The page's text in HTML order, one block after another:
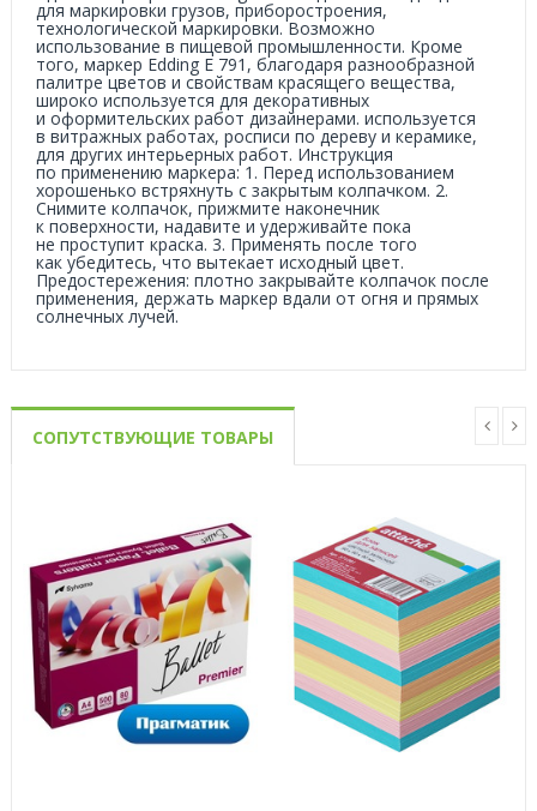
для маркировки грузов, приборостроения,
технологической маркировки. Возможно
использование в пищевой промышленности. Кроме
того, маркер Edding E 791, благодаря разнообразной
палитре цветов и свойствам красящего вещества,
широко используется для декоративных
и оформительских работ дизайнерами. используется
в витражных работах, росписи по дереву и керамике,
для других интерьерных работ. Инструкция
по применению маркера: 1. Перед использованием
хорошенько встряхнуть с закрытым колпачком. 2.
Снимите колпачок, прижмите наконечник
к поверхности, надавите и удерживайте пока
не проступит краска. 3. Применять после того
как убедитесь, что вытекает исходный цвет.
Предостережения: плотно закрывайте колпачок после
применения, держать маркер вдали от огня и прямых
солнечных лучей.
СОПУТСТВУЮЩИЕ ТОВАРЫ